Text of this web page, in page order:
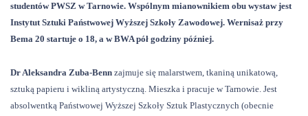
studentów PWSZ w Tarnowie. Wspólnym mianownikiem obu wystaw jest
Instytut Sztuki Państwowej Wyższej Szkoły Zawodowej. Wernisaż przy
Bema 20 startuje o 18, a w BWA pół godziny później.
Dr Aleksandra Zuba-Benn zajmuje się malarstwem, tkaniną unikatową,
sztuką papieru i wikliną artystyczną. Mieszka i pracuje w Tarnowie. Jest
absolwentką Państwowej Wyższej Szkoły Sztuk Plastycznych (obecnie